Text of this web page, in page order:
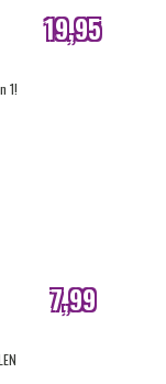
1!
19,95
internetprijs
7,99
internetprijs